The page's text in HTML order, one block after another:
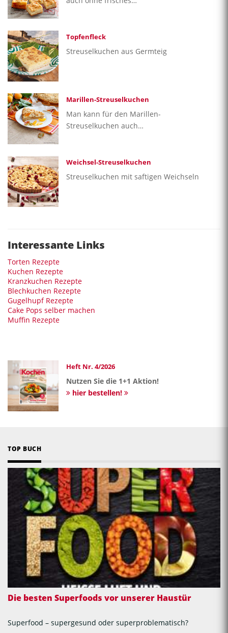
Topfenfleck
Streuselkuchen aus Germteig
Marillen-Streuselkuchen
Man kann für den Marillen-
Streuselkuchen auch…
Weichsel-Streuselkuchen
Streuselkuchen mit saftigen Weichseln
Interessante Links
Torten Rezepte
Kuchen Rezepte
Kranzkuchen Rezepte
Blechkuchen Rezepte
Gugelhupf Rezepte
Cake Pops selber machen
Muffin Rezepte
Heft Nr. 4/2026
Nutzen Sie die 1+1 Aktion!
hier bestellen!
TOP BUCH
Die besten Superfoods vor unserer Haustür
Superfood – supergesund oder superproblematisch?